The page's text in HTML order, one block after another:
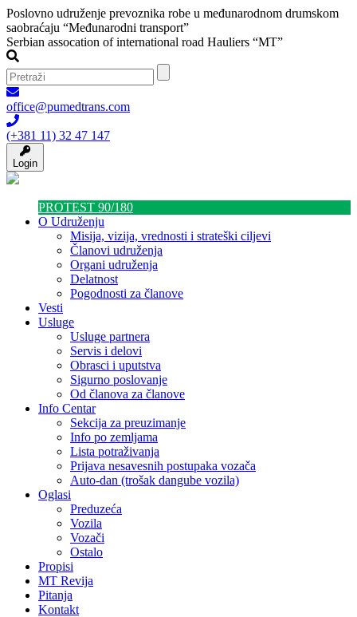
Poslovno udruženje prevoznika robe u međunarodnom drumskom
saobraćaju “Međunarodni transport”
Serbian assocation of international road Hauliers “MT”
office@pumedtrans.com
(+381 11) 32 47 147
Login
PROTEST 90/180
O Udruženju
Misija, vizija, vrednosti i strateški ciljevi
Članovi udruženja
Organi udruženja
Delatnost
Pogodnosti za članove
Vesti
Usluge
Usluge partnera
Servis i delovi
Obrasci i uputstva
Sigurno poslovanje
Od članova za članove
Info Centar
Sekcija za preuzimanje
Info po zemljama
Lista potraživanja
Prijava nesavesnih postupaka vozača
Auto-dan (trošak dangube vozila)
Oglasi
Preduzeća
Vozila
Vozači
Ostalo
Propisi
MT Revija
Pitanja
Kontakt